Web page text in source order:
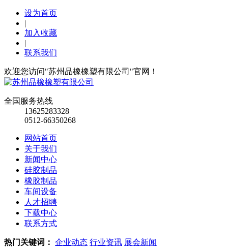
设为首页
|
加入收藏
|
联系我们
欢迎您访问"苏州品橡橡塑有限公司"官网！
全国服务热线
13625283328
0512-66350268
网站首页
关于我们
新闻中心
硅胶制品
橡胶制品
车间设备
人才招聘
下载中心
联系方式
热门关键词： 企业动态 行业资讯 展会新闻